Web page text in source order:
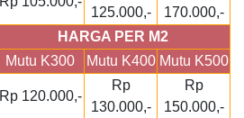
125.000,-
170.000,-
HARGA PER M2
Mutu K300
Mutu K400 Mutu K500
Rp 120.000,-
Rp
130.000,-
Rp
150.000,-